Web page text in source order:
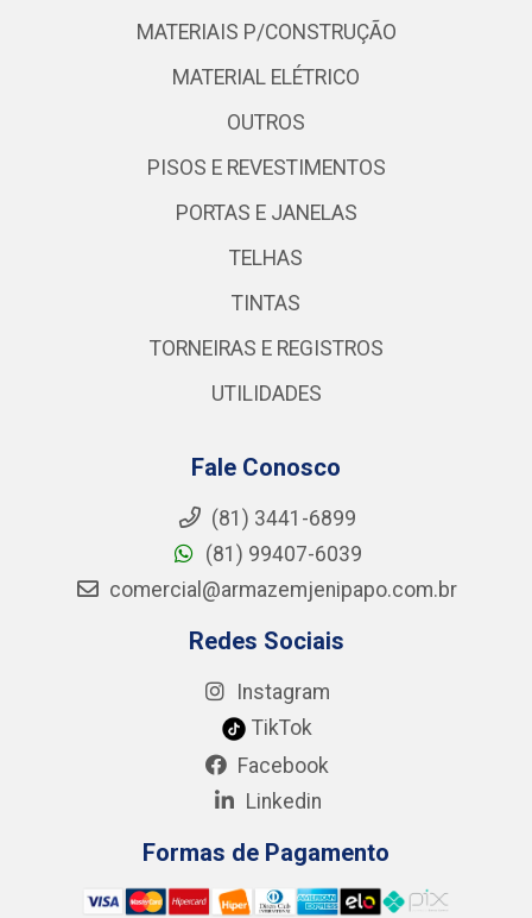
MATERIAIS P/CONSTRUÇÃO
MATERIAL ELÉTRICO
OUTROS
PISOS E REVESTIMENTOS
PORTAS E JANELAS
TELHAS
TINTAS
TORNEIRAS E REGISTROS
UTILIDADES
Fale Conosco
(81) 3441-6899
(81) 99407-6039
comercial@armazemjenipapo.com.br
Redes Sociais
Instagram
TikTok
Facebook
Linkedin
Formas de Pagamento